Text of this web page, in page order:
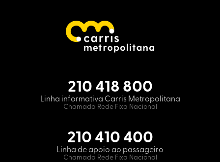
210 418 800
Linha informativa Carris Metropolitana
Chamada Rede Fixa Nacional
210 410 400
Linha de apoio ao passageiro
Chamada Rede Fixa Nacional